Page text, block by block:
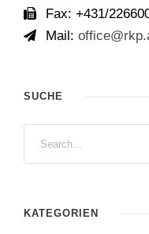
Fax: +431/
Mail:
SUCHE
KATEGORIEN